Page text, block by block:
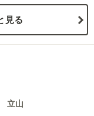
見る
立山